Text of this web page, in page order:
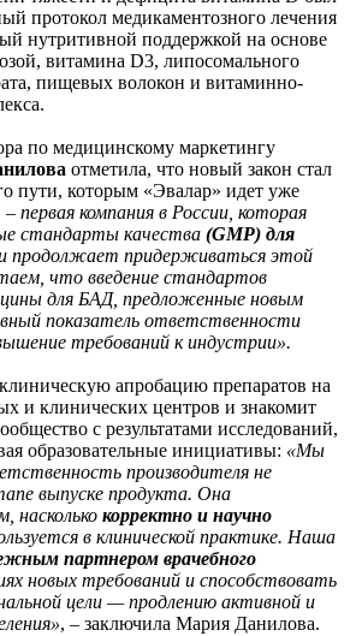
протокол медикаментозного лечения
нутритивной поддержкой на основе
витамина D3, липосомального
пищевых волокон и витаминно-
по медицинскому маркетингу
отметила, что новый закон стал
пути, которым «Эвалар» идет уже
– первая компания в России, которая
стандарты качества (GMP) для
продолжает придерживаться этой
что введение стандартов
для БАД, предложенные новым
показатель ответственности
требований к индустрии».
апробацию препаратов на
и клинических центров и знакомит
с результатами исследований,
образовательные инициативы: «Мы
производителя не
выпуске продукта. Она
насколько корректно и научно
в клинической практике. Наша
партнером врачебного
новых требований и способствовать
цели — продлению активной и
, – заключила Мария Данилова.